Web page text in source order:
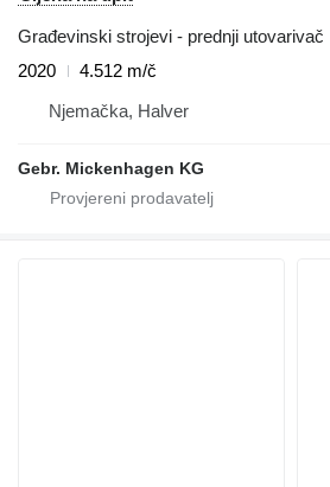
Građevinski strojevi - prednji utovarivač
2020
4.512 m/č
Njemačka, Halver
Gebr. Mickenhagen KG